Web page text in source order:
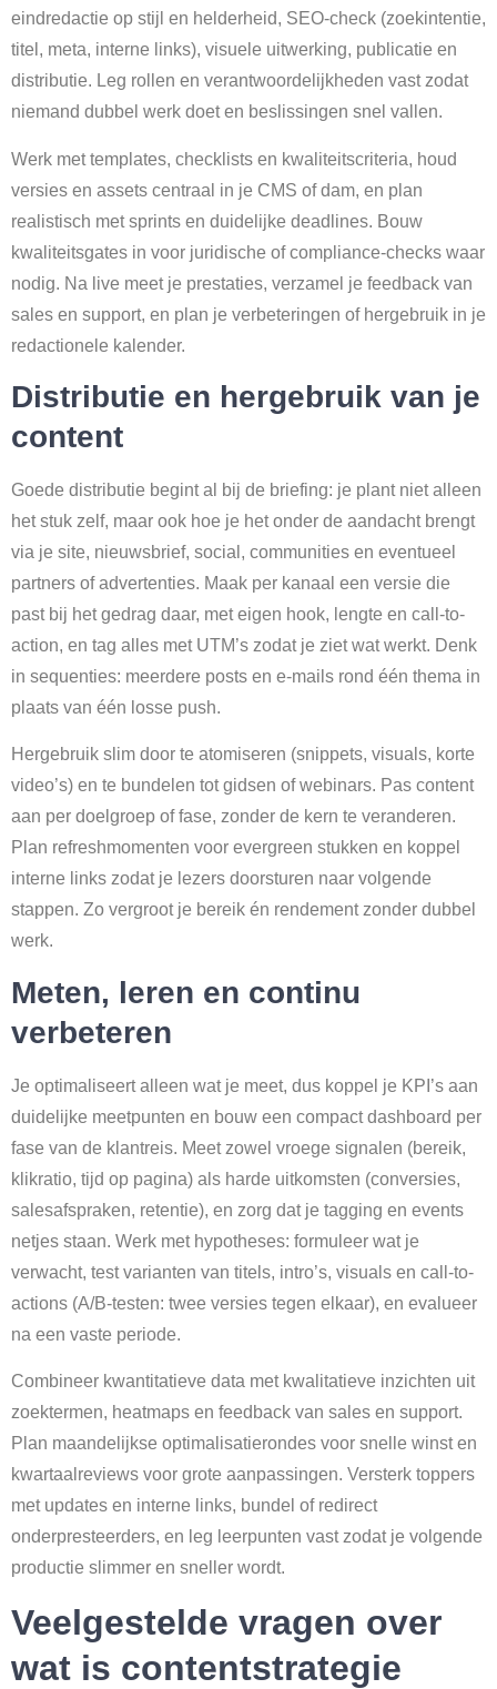
eindredactie op stijl en helderheid, SEO-check (zoekintentie,
titel, meta, interne links), visuele uitwerking, publicatie en
distributie. Leg rollen en verantwoordelijkheden vast zodat
niemand dubbel werk doet en beslissingen snel vallen.
Werk met templates, checklists en kwaliteitscriteria, houd
versies en assets centraal in je CMS of dam, en plan
realistisch met sprints en duidelijke deadlines. Bouw
kwaliteitsgates in voor juridische of compliance-checks waar
nodig. Na live meet je prestaties, verzamel je feedback van
sales en support, en plan je verbeteringen of hergebruik in je
redactionele kalender.
Distributie en hergebruik van je
content
Goede distributie begint al bij de briefing: je plant niet alleen
het stuk zelf, maar ook hoe je het onder de aandacht brengt
via je site, nieuwsbrief, social, communities en eventueel
partners of advertenties. Maak per kanaal een versie die
past bij het gedrag daar, met eigen hook, lengte en call-to-
action, en tag alles met UTM’s zodat je ziet wat werkt. Denk
in sequenties: meerdere posts en e-mails rond één thema in
plaats van één losse push.
Hergebruik slim door te atomiseren (snippets, visuals, korte
video’s) en te bundelen tot gidsen of webinars. Pas content
aan per doelgroep of fase, zonder de kern te veranderen.
Plan refreshmomenten voor evergreen stukken en koppel
interne links zodat je lezers doorsturen naar volgende
stappen. Zo vergroot je bereik én rendement zonder dubbel
werk.
Meten, leren en continu
verbeteren
Je optimaliseert alleen wat je meet, dus koppel je KPI’s aan
duidelijke meetpunten en bouw een compact dashboard per
fase van de klantreis. Meet zowel vroege signalen (bereik,
klikratio, tijd op pagina) als harde uitkomsten (conversies,
salesafspraken, retentie), en zorg dat je tagging en events
netjes staan. Werk met hypotheses: formuleer wat je
verwacht, test varianten van titels, intro’s, visuals en call-to-
actions (A/B-testen: twee versies tegen elkaar), en evalueer
na een vaste periode.
Combineer kwantitatieve data met kwalitatieve inzichten uit
zoektermen, heatmaps en feedback van sales en support.
Plan maandelijkse optimalisatierondes voor snelle winst en
kwartaalreviews voor grote aanpassingen. Versterk toppers
met updates en interne links, bundel of redirect
onderpresteerders, en leg leerpunten vast zodat je volgende
productie slimmer en sneller wordt.
Veelgestelde vragen over
wat is contentstrategie